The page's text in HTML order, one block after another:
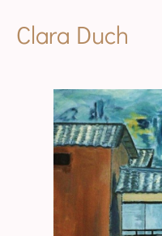
Clara Duch